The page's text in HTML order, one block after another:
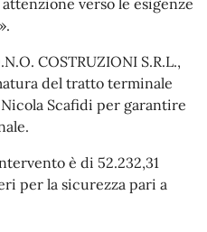
verso le esigenze
COSTRUZIONI S.R.L.,
del tratto terminale
Scafidi per garantire
è di 52.232,31
per la sicurezza pari a